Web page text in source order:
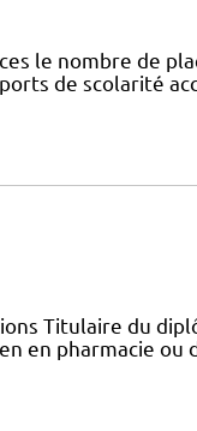
le nombre de
de scolarité
Titulaire du
en pharmacie